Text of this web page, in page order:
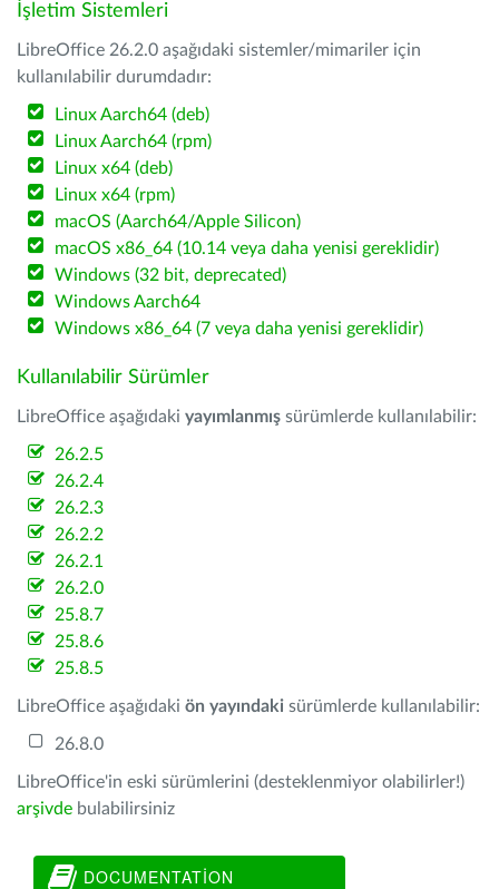
İşletim Sistemleri
LibreOffice 26.2.0 aşağıdaki sistemler/mimariler için
kullanılabilir durumdadır:
Linux Aarch64 (deb)
Linux Aarch64 (rpm)
Linux x64 (deb)
Linux x64 (rpm)
macOS (Aarch64/Apple Silicon)
macOS x86_64 (10.14 veya daha yenisi gereklidir)
Windows (32 bit, deprecated)
Windows Aarch64
Windows x86_64 (7 veya daha yenisi gereklidir)
Kullanılabilir Sürümler
LibreOffice aşağıdaki yayımlanmış sürümlerde kullanılabilir:
26.2.5
26.2.4
26.2.3
26.2.2
26.2.1
26.2.0
25.8.7
25.8.6
25.8.5
LibreOffice aşağıdaki ön yayındaki sürümlerde kullanılabilir:
26.8.0
LibreOffice'in eski sürümlerini (desteklenmiyor olabilirler!)
arşivde bulabilirsiniz
DOCUMENTATION